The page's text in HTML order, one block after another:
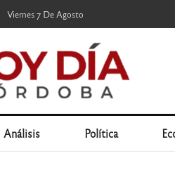
Viernes 7 De Agosto
Análisis Política